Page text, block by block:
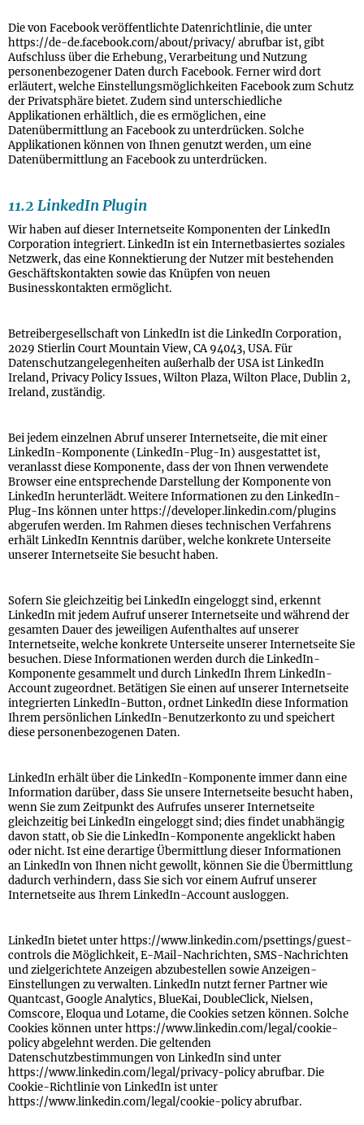
Die von Facebook veröffentlichte Datenrichtlinie, die unter
https://de-de.facebook.com/about/privacy/ abrufbar ist, gibt
Aufschluss über die Erhebung, Verarbeitung und Nutzung
personenbezogener Daten durch Facebook. Ferner wird dort
erläutert, welche Einstellungsmöglichkeiten Facebook zum Schutz
der Privatsphäre bietet. Zudem sind unterschiedliche
Applikationen erhältlich, die es ermöglichen, eine
Datenübermittlung an Facebook zu unterdrücken. Solche
Applikationen können von Ihnen genutzt werden, um eine
Datenübermittlung an Facebook zu unterdrücken.
11.2 LinkedIn Plugin
Wir haben auf dieser Internetseite Komponenten der LinkedIn
Corporation integriert. LinkedIn ist ein Internetbasiertes soziales
Netzwerk, das eine Konnektierung der Nutzer mit bestehenden
Geschäftskontakten sowie das Knüpfen von neuen
Businesskontakten ermöglicht.
Betreibergesellschaft von LinkedIn ist die LinkedIn Corporation,
2029 Stierlin Court Mountain View, CA 94043, USA. Für
Datenschutzangelegenheiten außerhalb der USA ist LinkedIn
Ireland, Privacy Policy Issues, Wilton Plaza, Wilton Place, Dublin 2,
Ireland, zuständig.
Bei jedem einzelnen Abruf unserer Internetseite, die mit einer
LinkedIn-Komponente (LinkedIn-Plug-In) ausgestattet ist,
veranlasst diese Komponente, dass der von Ihnen verwendete
Browser eine entsprechende Darstellung der Komponente von
LinkedIn herunterlädt. Weitere Informationen zu den LinkedIn-
Plug-Ins können unter https://developer.linkedin.com/plugins
abgerufen werden. Im Rahmen dieses technischen Verfahrens
erhält LinkedIn Kenntnis darüber, welche konkrete Unterseite
unserer Internetseite Sie besucht haben.
Sofern Sie gleichzeitig bei LinkedIn eingeloggt sind, erkennt
LinkedIn mit jedem Aufruf unserer Internetseite und während der
gesamten Dauer des jeweiligen Aufenthaltes auf unserer
Internetseite, welche konkrete Unterseite unserer Internetseite Sie
besuchen. Diese Informationen werden durch die LinkedIn-
Komponente gesammelt und durch LinkedIn Ihrem LinkedIn-
Account zugeordnet. Betätigen Sie einen auf unserer Internetseite
integrierten LinkedIn-Button, ordnet LinkedIn diese Information
Ihrem persönlichen LinkedIn-Benutzerkonto zu und speichert
diese personenbezogenen Daten.
LinkedIn erhält über die LinkedIn-Komponente immer dann eine
Information darüber, dass Sie unsere Internetseite besucht haben,
wenn Sie zum Zeitpunkt des Aufrufes unserer Internetseite
gleichzeitig bei LinkedIn eingeloggt sind; dies findet unabhängig
davon statt, ob Sie die LinkedIn-Komponente angeklickt haben
oder nicht. Ist eine derartige Übermittlung dieser Informationen
an LinkedIn von Ihnen nicht gewollt, können Sie die Übermittlung
dadurch verhindern, dass Sie sich vor einem Aufruf unserer
Internetseite aus Ihrem LinkedIn-Account ausloggen.
LinkedIn bietet unter https://www.linkedin.com/psettings/guest-
controls die Möglichkeit, E-Mail-Nachrichten, SMS-Nachrichten
und zielgerichtete Anzeigen abzubestellen sowie Anzeigen-
Einstellungen zu verwalten. LinkedIn nutzt ferner Partner wie
Quantcast, Google Analytics, BlueKai, DoubleClick, Nielsen,
Comscore, Eloqua und Lotame, die Cookies setzen können. Solche
Cookies können unter https://www.linkedin.com/legal/cookie-
policy abgelehnt werden. Die geltenden
Datenschutzbestimmungen von LinkedIn sind unter
https://www.linkedin.com/legal/privacy-policy abrufbar. Die
Cookie-Richtlinie von LinkedIn ist unter
https://www.linkedin.com/legal/cookie-policy abrufbar.